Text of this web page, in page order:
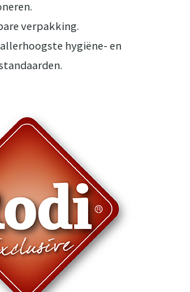
verpakking.
hygiëne- en